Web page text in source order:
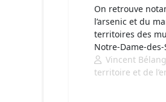
On retrouve
l’arsenic et du
territoires des
Notre-Dame-
Vincent
territoire et de